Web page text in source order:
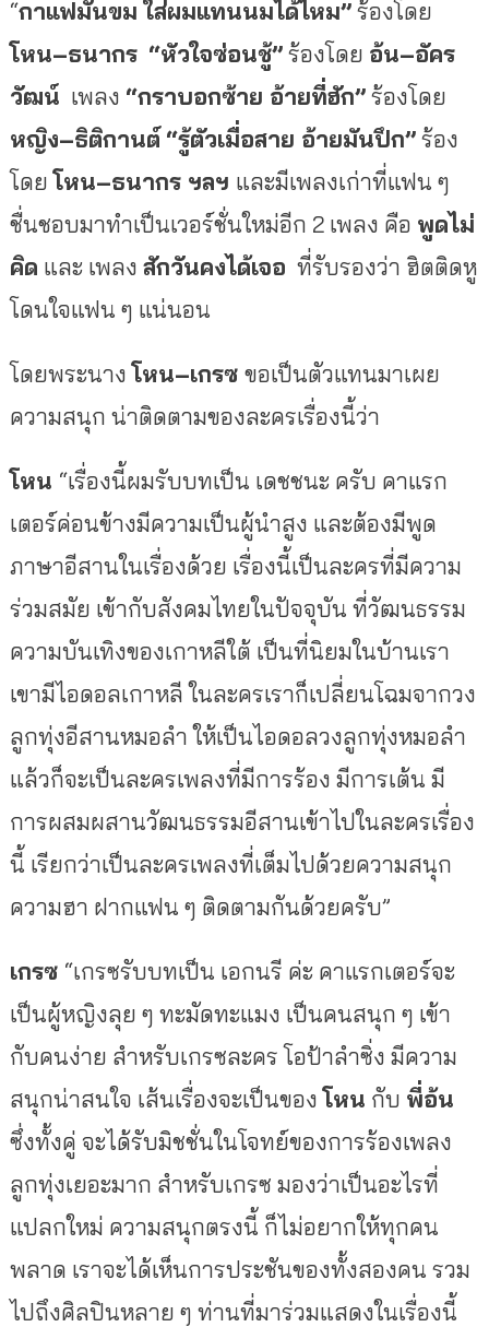
“กาแฟมันขม ใส่ผมแทนนมได้ไหม”ร้องโดย
โหน–ธนากร “หัวใจซ่อนชู้”ร้องโดย อ้น–อัคร
วัฒน์ เพลง “กราบอกซ้าย อ้ายที่ฮัก”ร้องโดย
หญิง–ธิติกานต์ “รู้ตัวเมื่อสาย อ้ายมันปึก”ร้อง
โดย โหน–ธนากร ฯลฯ และมีเพลงเก่าที่แฟน ๆ
ชื่นชอบมาทำเป็นเวอร์ชั่นใหม่อีก 2 เพลง คือ พูดไม่
คิด และ เพลง สักวันคงได้เจอ ที่รับรองว่า ฮิตติดหู
โดนใจแฟน ๆ แน่นอน
โดยพระนาง โหน–เกรซ ขอเป็นตัวแทนมาเผย
ความสนุก น่าติดตามของละครเรื่องนี้ว่า
โหน “เรื่องนี้ผมรับบทเป็น เดชชนะ ครับ คาแรก
เตอร์ค่อนข้างมีความเป็นผู้นำสูง และต้องมีพูด
ภาษาอีสานในเรื่องด้วย เรื่องนี้เป็นละครที่มีความ
ร่วมสมัย เข้ากับสังคมไทยในปัจจุบัน ที่วัฒนธรรม
ความบันเทิงของเกาหลีใต้ เป็นที่นิยมในบ้านเรา
เขามีไอดอลเกาหลี ในละครเราก็เปลี่ยนโฉมจากวง
ลูกทุ่งอีสานหมอลำ ให้เป็นไอดอลวงลูกทุ่งหมอลำ
แล้วก็จะเป็นละครเพลงที่มีการร้อง มีการเต้น มี
การผสมผสานวัฒนธรรมอีสานเข้าไปในละครเรื่อง
นี้ เรียกว่าเป็นละครเพลงที่เต็มไปด้วยความสนุก
ความฮา ฝากแฟน ๆ ติดตามกันด้วยครับ”
เกรซ “เกรซรับบทเป็น เอกนรี ค่ะ คาแรกเตอร์จะ
เป็นผู้หญิงลุย ๆ ทะมัดทะแมง เป็นคนสนุก ๆ เข้า
กับคนง่าย สำหรับเกรซละคร โอป้าลำซิ่ง มีความ
สนุกน่าสนใจ เส้นเรื่องจะเป็นของ โหน กับ พี่อ้น
ซึ่งทั้งคู่ จะได้รับมิชชั่นในโจทย์ของการร้องเพลง
ลูกทุ่งเยอะมาก สำหรับเกรซ มองว่าเป็นอะไรที่
แปลกใหม่ ความสนุกตรงนี้ ก็ไม่อยากให้ทุกคน
พลาด เราจะได้เห็นการประชันของทั้งสองคน รวม
ไปถึงศิลปินหลาย ๆ ท่านที่มาร่วมแสดงในเรื่องนี้